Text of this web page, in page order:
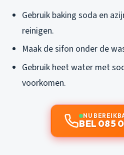
Gebruik baking soda en
reinigen.
Maak de sifon onder de
Gebruik heet water met
voorkomen.
NU
BEL 085